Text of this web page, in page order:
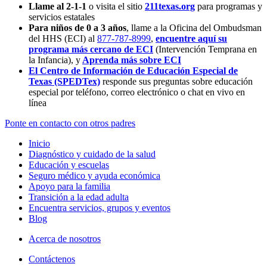
Llame al 2-1-1 o visita el sitio 211texas.org para programas y
servicios estatales
Para niños de 0 a 3 años, llame a la Oficina del Ombudsman
del HHS (ECI) al 877-787-8999, encuentre aquí su
programa más cercano de ECI (Intervención Temprana en
la Infancia), y Aprenda más sobre ECI
El Centro de Información de Educación Especial de
Texas (SPEDTex) responde sus preguntas sobre educación
especial por teléfono, correo electrónico o chat en vivo en
línea
Ponte en contacto con otros padres
Inicio
Diagnóstico y cuidado de la salud
Educación y escuelas
Seguro médico y ayuda económica
Apoyo para la familia
Transición a la edad adulta
Encuentra servicios, grupos y eventos
Blog
Acerca de nosotros
Contáctenos